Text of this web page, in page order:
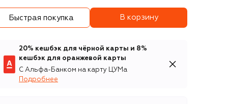
Быстрая покупка В корзину
20% кешбэк для чёрной карты и 8%
кешбэк для оранжевой карты
С Альфа-Банком на карту ЦУМа
Подробнее